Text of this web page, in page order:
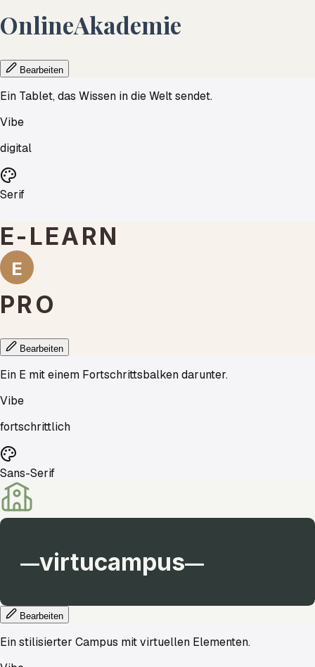
OnlineAkademie
Bearbeiten
Ein Tablet, das Wissen in die Welt sendet.
Vibe
digital
Serif
E-LEARN
E
PRO
Bearbeiten
Ein E mit einem Fortschrittsbalken darunter.
Vibe
fortschrittlich
Sans-Serif
—virtucampus—
Bearbeiten
Ein stilisierter Campus mit virtuellen Elementen.